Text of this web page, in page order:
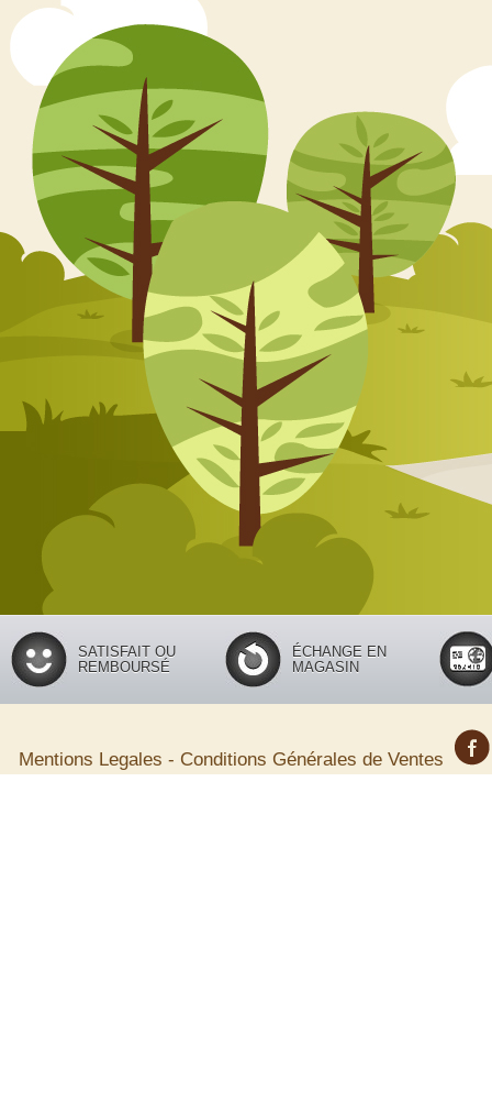
SATISFAIT OU
REMBOURSÉ
ÉCHANGE EN
MAGASIN
Mentions Legales - Conditions Générales de Ventes